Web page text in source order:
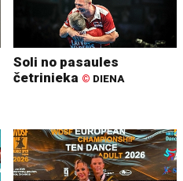
Soli no pasaules
četrinieka © DIENA